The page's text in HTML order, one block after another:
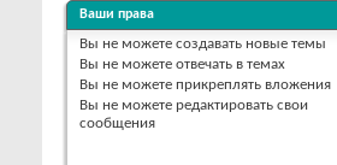
Ваши права
Вы не можете создавать новые темы
Вы не можете отвечать в темах
Вы не можете прикреплять вложения
Вы не можете редактировать свои
сообщения